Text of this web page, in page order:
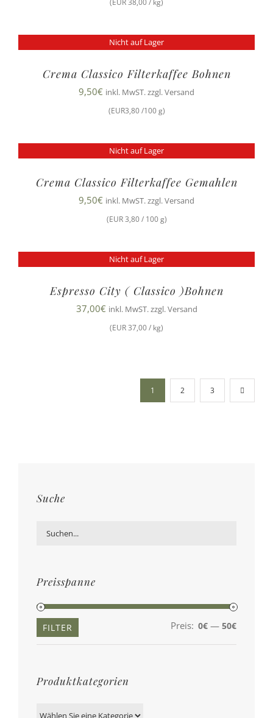
(EUR 38,00 / kg)
Nicht auf Lager
Crema Classico Filterkaffee Bohnen
9,50€ inkl. MwST. zzgl. Versand
(EUR3,80 /100 g)
Nicht auf Lager
Crema Classico Filterkaffee Gemahlen
9,50€ inkl. MwST. zzgl. Versand
(EUR 3,80 / 100 g)
Nicht auf Lager
Espresso City ( Classico )Bohnen
37,00€ inkl. MwST. zzgl. Versand
(EUR 37,00 / kg)
1 2 3
Suche
Preisspanne
Min.
Preis
Max.
Preis
FILTER Preis: 0€ — 50€
Produktkategorien